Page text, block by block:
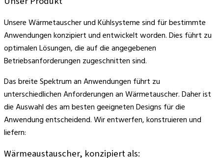
Unsere Wärmetauscher und Kühlsysteme sind für bestimmte
Anwendungen konzipiert und entwickelt worden. Dies führt zu
optimalen Lösungen, die auf die angegebenen
Betriebsanforderungen zugeschnitten sind.
Das breite Spektrum an Anwendungen führt zu
unterschiedlichen Anforderungen an Wärmetauscher. Daher ist
die Auswahl des am besten geeigneten Designs für die
Anwendung entscheidend. Wir entwerfen, konstruieren und
liefern:
Wärmeaustauscher, konzipiert als: